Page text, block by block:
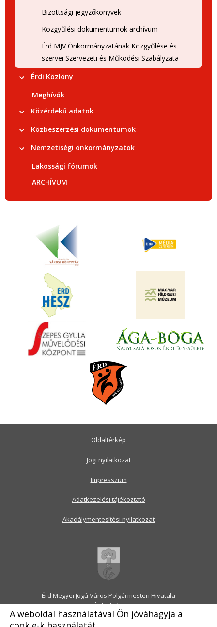
A weboldal használatával Ön jóváhagyja a
Bizottsági jegyzőkönyvek
Közgyűlési dokumentumok archívum
Érd MJV Önkormányzatának Közgyűlése és
szervei Szervezeti és Működési Szabályzata
Érdi Közlöny
Meghívók
Közérdekű adatok
Közbeszerzési dokumentumok
Nemzetiségi önkormányzatok
Lakossági fórumok
ARCHÍVUM
Érd Megyei Jogú Város Polgármesteri Hivatala
2030 Érd, Alsó utca 1.
Levélcím: 2031 Érd, Pf.: 31
E-mail:onkormanyzat@erd.hu
Oldaltérkép
Jogi nyilatkozat
Impresszum
Adatkezelési tájékoztató
Akadálymentesítési nyilatkozat